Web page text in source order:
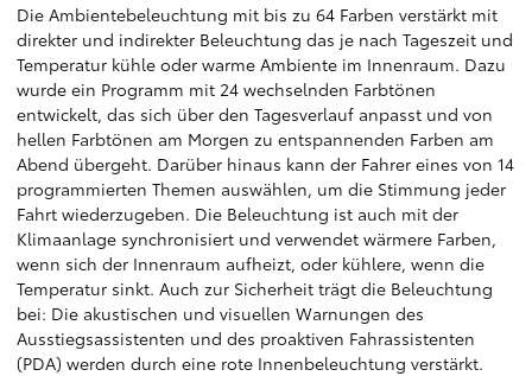
Die Ambientebeleuchtung mit bis zu 64 Farben verstärkt mit
direkter und indirekter Beleuchtung das je nach Tageszeit und
Temperatur kühle oder warme Ambiente im Innenraum. Dazu
wurde ein Programm mit 24 wechselnden Farbtönen
entwickelt, das sich über den Tagesverlauf anpasst und von
hellen Farbtönen am Morgen zu entspannenden Farben am
Abend übergeht. Darüber hinaus kann der Fahrer eines von 14
programmierten Themen auswählen, um die Stimmung jeder
Fahrt wiederzugeben. Die Beleuchtung ist auch mit der
Klimaanlage synchronisiert und verwendet wärmere Farben,
wenn sich der Innenraum aufheizt, oder kühlere, wenn die
Temperatur sinkt. Auch zur Sicherheit trägt die Beleuchtung
bei: Die akustischen und visuellen Warnungen des
Ausstiegsassistenten und des proaktiven Fahrassistenten
(PDA) werden durch eine rote Innenbeleuchtung verstärkt.